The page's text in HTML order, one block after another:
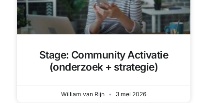
Stage: Community Activatie
(onderzoek + strategie)
William van Rijn 3 mei 2026